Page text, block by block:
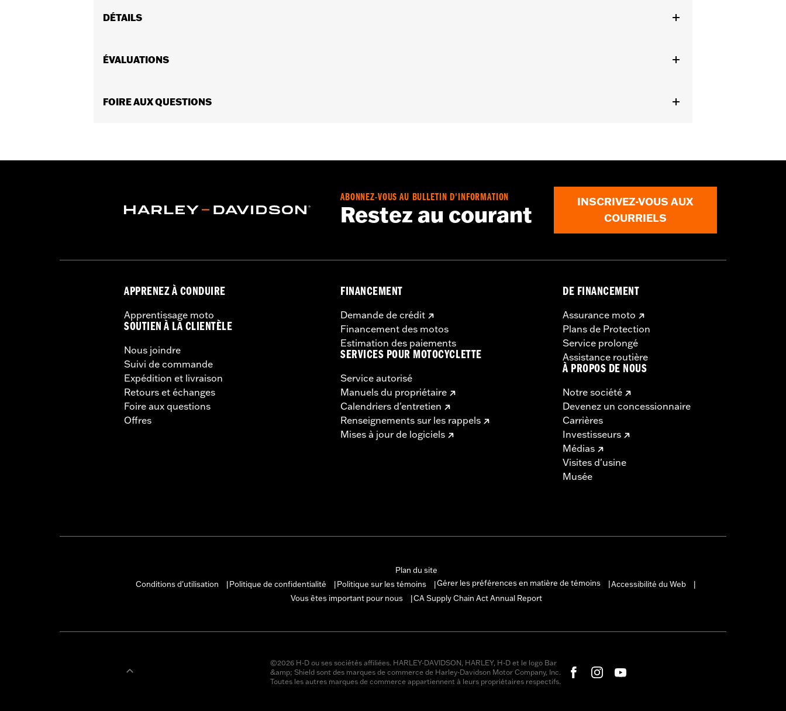
DÉTAILS
GARANTIE:Garantie limitée de 90 jours – Rendez-vous sur
ÉVALUATIONS
FOIRE AUX QUESTIONS
ABONNEZ-VOUS AU BULLETIN D'INFORMATION
Restez au courant
INSCRIVEZ-VOUS AUX
COURRIELS
APPRENEZ À CONDUIRE
Apprentissage moto
SOUTIEN À LA CLIENTÈLE
Nous joindre
Suivi de commande
Expédition et livraison
Retours et échanges
Foire aux questions
Offres
FINANCEMENT
Demande de crédit
Financement des motos
Estimation des paiements
SERVICES POUR MOTOCYCLETTE
Service autorisé
Manuels du propriétaire
Calendriers d'entretien
Renseignements sur les rappels
Mises à jour de logiciels
DE FINANCEMENT
Assurance moto
Plans de Protection
Service prolongé
Assistance routière
À PROPOS DE NOUS
Notre société
Devenez un concessionnaire
Carrières
Investisseurs
Médias
Visites d'usine
Musée
Plan du site
Conditions d'utilisation
Politique de confidentialité Politique sur les témoins Gérer les préférences en matière de témoins Accessibilité du Web
Vous êtes important pour nous
CA Supply Chain Act Annual Report
©2026 H-D ou ses sociétés affiliées. HARLEY-DAVIDSON, HARLEY, H-D et le logo Bar
&amp; Shield sont des marques de commerce de Harley-Davidson Motor Company, Inc.
Toutes les autres marques de commerce appartiennent à leurs propriétaires respectifs.